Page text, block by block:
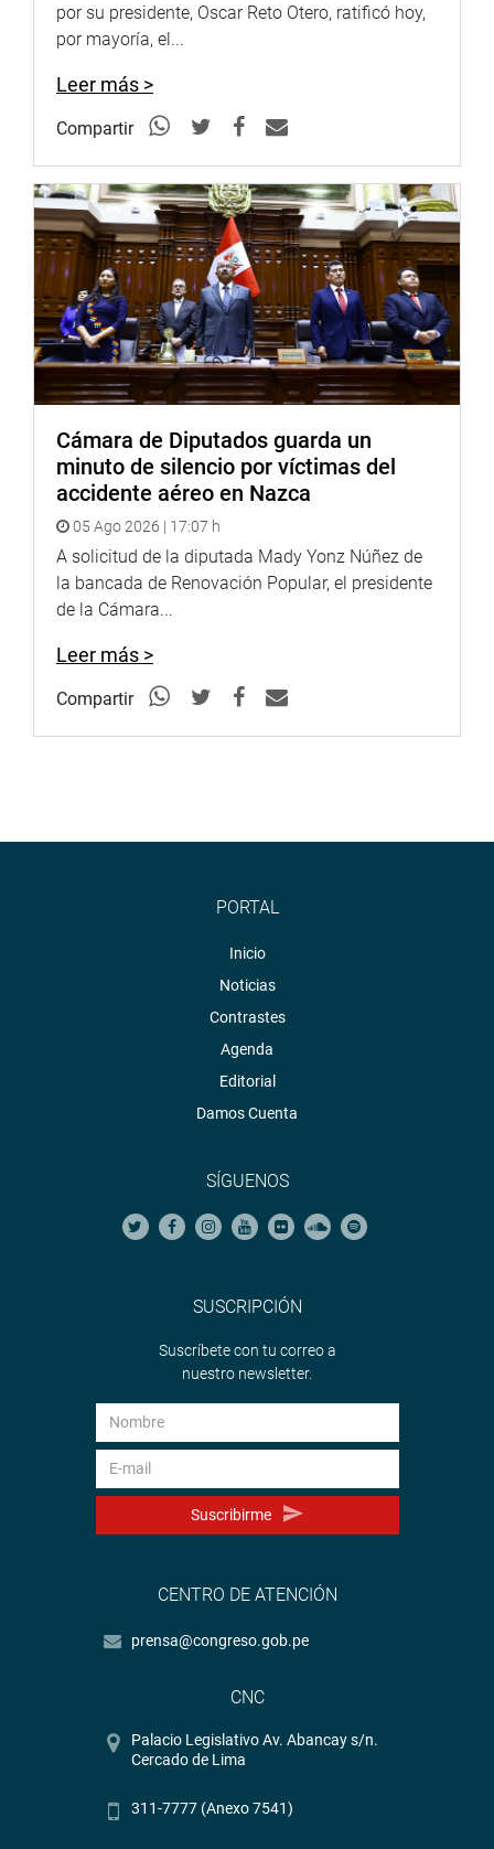
por su presidente, Oscar Reto Otero, ratificó hoy,
por mayoría, el...
Leer más >
Compartir
Cámara de Diputados guarda un
minuto de silencio por víctimas del
accidente aéreo en Nazca
05 Ago 2026 | 17:07 h
A solicitud de la diputada Mady Yonz Núñez de
la bancada de Renovación Popular, el presidente
de la Cámara...
Leer más >
Compartir
PORTAL
Inicio
Noticias
Contrastes
Agenda
Editorial
Damos Cuenta
SÍGUENOS
SUSCRIPCIÓN
Suscríbete con tu correo a
nuestro newsletter.
Suscribirme
CENTRO DE ATENCIÓN
prensa@congreso.gob.pe
CNC
Palacio Legislativo Av. Abancay s/n.
Cercado de Lima
311-7777 (Anexo 7541)